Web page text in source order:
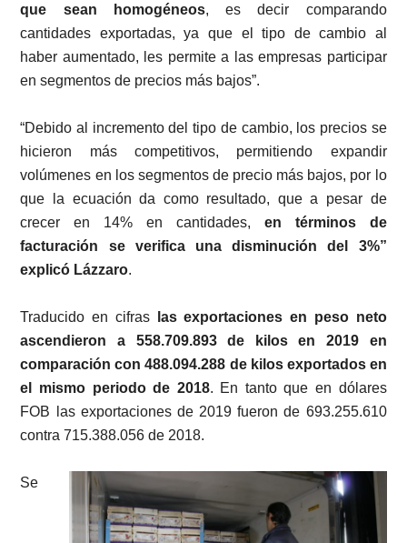
que sean homogéneos, es decir comparando
cantidades exportadas, ya que el tipo de cambio al
haber aumentado, les permite a las empresas participar
en segmentos de precios más bajos”.
“Debido al incremento del tipo de cambio, los precios se
hicieron más competitivos, permitiendo expandir
volúmenes en los segmentos de precio más bajos, por lo
que la ecuación da como resultado, que a pesar de
crecer en 14% en cantidades, en términos de
facturación se verifica una disminución del 3%”
explicó Lázzaro.
Traducido en cifras
las exportaciones en peso neto
ascendieron a 558.709.893 de kilos en 2019 en
comparación con 488.094.288 de kilos exportados en
el mismo periodo de 2018. En tanto que en dólares
FOB las exportaciones de 2019 fueron de 693.255.610
contra 715.388.056 de 2018.
Se